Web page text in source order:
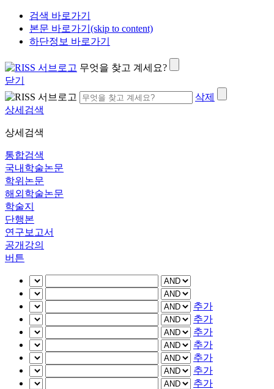
검색 바로가기
본문 바로가기(skip to content)
하단정보 바로가기
무엇을 찾고 계세요?
닫기
삭제
상세검색
상세검색
통합검색
국내학술논문
학위논문
해외학술논문
학술지
단행본
연구보고서
공개강의
버튼
추가
추가
추가
추가
추가
추가
추가